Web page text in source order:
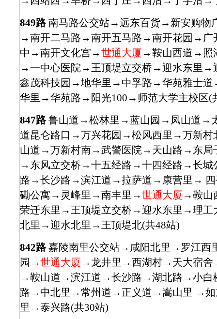
849路南马路公交站→远东百货→新安购物
→南开二马路→南开五马路→南开花园→广
中→南开文化宫→世通大厦 →鞍山西道→照
→一中心医院→王顶堤立交桥→迎水东里
鑫茂科技园→地华里→中孚路→华苑雅士
华里→华苑路→阳光100→师范大学主校区(
847路鲁山道→松林里→蓝山园→凤山道→
道昆仑路口→万兴花园→松风西里→万新
山道→万新村南→武警医院→天山路→东
→东风立交桥→十五经路→十四经路→长
路→长沙路→滨江道→拉萨道→康营里→
磡公寓→灵峰里→南丰里→世通大厦 →鞍山
荣迁东里→王顶堤立交桥→迎水东里→理
北里→迎水北里→王顶堤北(共48站)
842路嘉陵南里公交站→咸阳北里→罗江
园→世通大厦 →龙井里→西湖村→天大宿
→鞍山道→滨江道→长沙路→湖北路→小
路→中北里→常州道→正义道→嵩山里 →
里→泰兴路(共30站)